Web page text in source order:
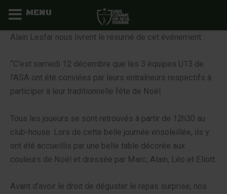
Aller
contenu
Alain Lesfar nous livrent le résumé de cet événement :
“C’est samedi 12 décembre que les 3 équipes U13 de
l’ASA ont été conviées par leurs entraîneurs respectifs à
participer à leur traditionnelle fête de Noël.
Tous les joueurs se sont retrouvés à partir de 12h30 au
club-house. Lors de cette belle journée ensoleillée, ils y
ont été accueillis par une belle table décorée aux
couleurs de Noël et dressée par Marc, Alain, Léo et Eliott.
Avant d’avoir le droit de déguster le repas surprise, nos
MENU